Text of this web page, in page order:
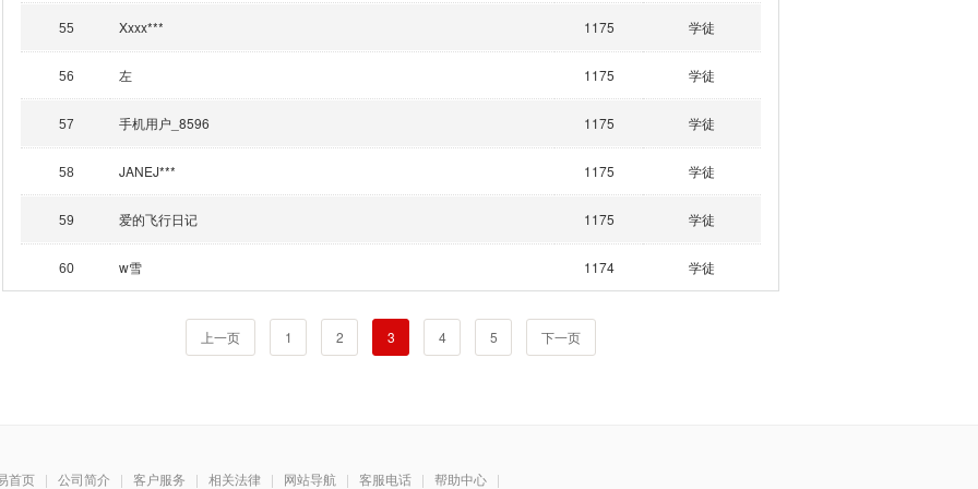
55 Xxxx*** 1175 学徒
56 左 1175 学徒
57 手机用户_8596 1175 学徒
58 JANEJ*** 1175 学徒
59 爱的飞行日记 1175 学徒
60 w雪 1174 学徒
上一页 1 2 3 4 5 下一页
首页 | 公司简介 | 客户服务 | 相关法律 | 网站导航 | 客服电话 | 帮助中心 |